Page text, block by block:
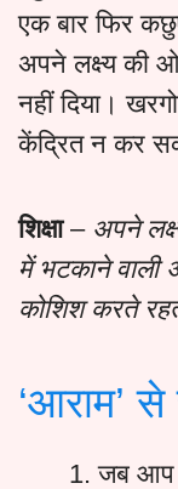
एक बार फिर
अपने लक्ष्य की
नहीं दिया।
केंद्रित न कर
शिक्षा – अपने
में भटकाने वाली
कोशिश करते
‘आराम’
जब आप